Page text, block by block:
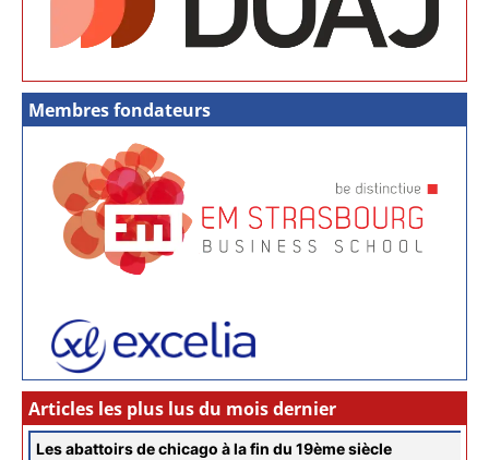
Membres fondateurs
Articles les plus lus du mois dernier
Les abattoirs de chicago à la fin du 19ème siècle